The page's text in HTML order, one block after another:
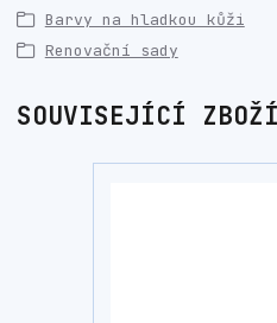
Barvy na hladkou kůži
Renovační sady
SOUVISEJÍCÍ